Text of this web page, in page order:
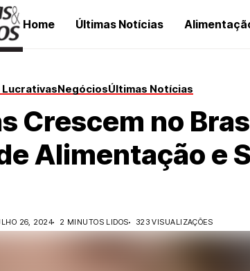
Home Últimas Notícias
LucrativasNegóciosÚltimas Notícias
Crescem no
Alimentação e
26, 2024 2 MINUTOS LIDOS 323 VISUALIZAÇÕES